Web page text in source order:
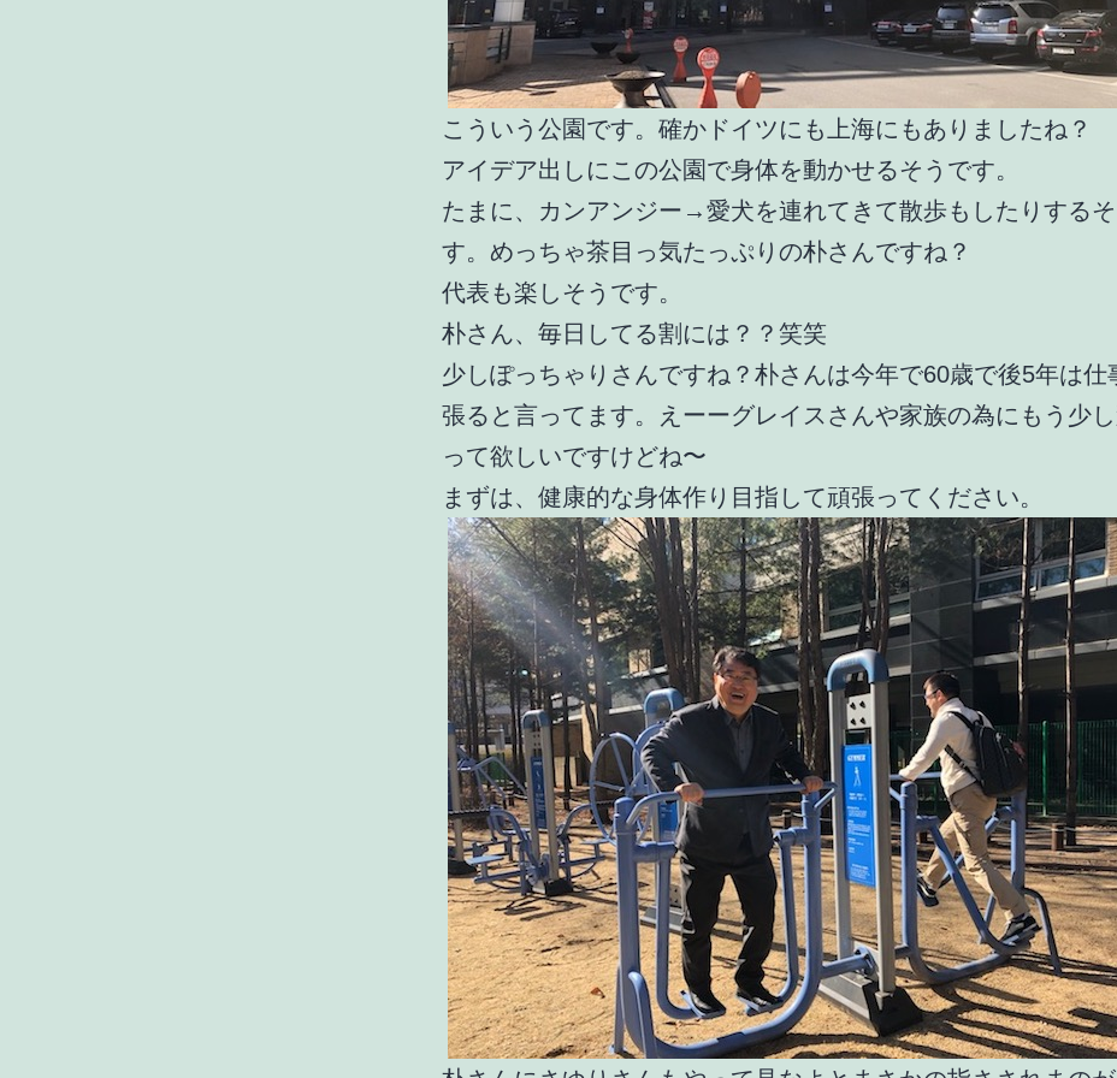
こういう公園です。確かドイツにも上海にもありましたね？
アイデア出しにこの公園で身体を動かせるそうです。
たまに、カンアンジー→愛犬を連れてきて散歩もしたりする
す。めっちゃ茶目っ気たっぷりの朴さんですね？
代表も楽しそうです。
朴さん、毎日してる割には？？笑笑
少しぽっちゃりさんですね？朴さんは今年で60歳で後5年は仕
張ると言ってます。えーーグレイスさんや家族の為にもう少
って欲しいですけどね〜
まずは、健康的な身体作り目指して頑張ってください。